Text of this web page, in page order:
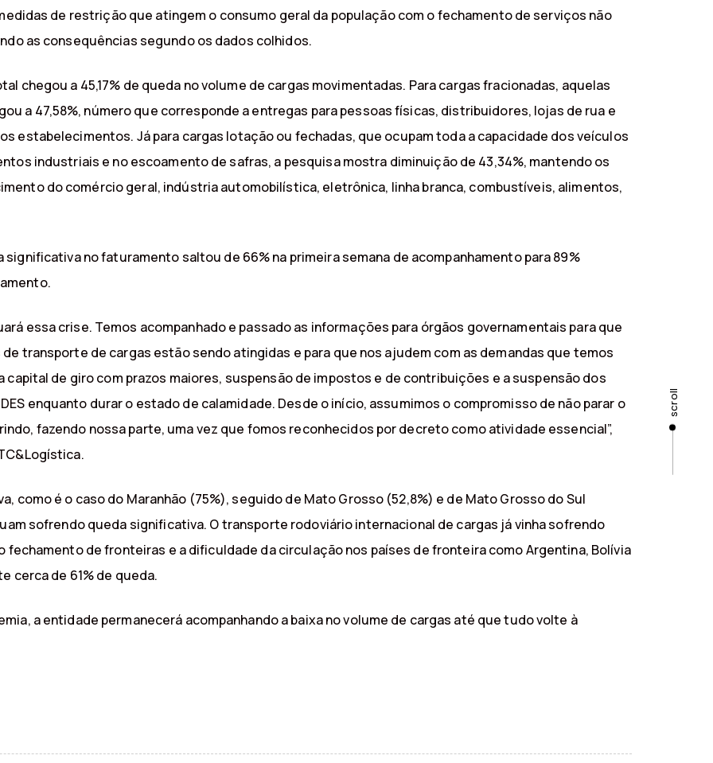
scroll
de restrição que atingem o consumo geral da população com o fechamento de serviços não
as consequências segundo os dados colhidos.
chegou a 45,17% de queda no volume de cargas movimentadas. Para cargas fracionadas, aquelas
a 47,58%, número que corresponde a entregas para pessoas físicas, distribuidores, lojas de rua e
estabelecimentos. Já para cargas lotação ou fechadas, que ocupam toda a capacidade dos veículos
industriais e no escoamento de safras, a pesquisa mostra diminuição de 43,34%, mantendo os
do comércio geral, indústria automobilística, eletrônica, linha branca, combustíveis, alimentos,
no faturamento saltou de 66% na primeira semana de acompanhamento para 89%
essa crise. Temos acompanhado e passado as informações para órgãos governamentais para que
transporte de cargas estão sendo atingidas e para que nos ajudem com as demandas que temos
de giro com prazos maiores, suspensão de impostos e de contribuições e a suspensão dos
enquanto durar o estado de calamidade. Desde o início, assumimos o compromisso de não parar o
fazendo nossa parte, uma vez que fomos reconhecidos por decreto como atividade essencial”,
como é o caso do Maranhão (75%), seguido de Mato Grosso (52,8%) e de Mato Grosso do Sul
sofrendo queda significativa. O transporte rodoviário internacional de cargas já vinha sofrendo
fechamento de fronteiras e a dificuldade da circulação nos países de fronteira como Argentina, Bolívia
cerca de 61% de queda.
a entidade permanecerá acompanhando a baixa no volume de cargas até que tudo volte à